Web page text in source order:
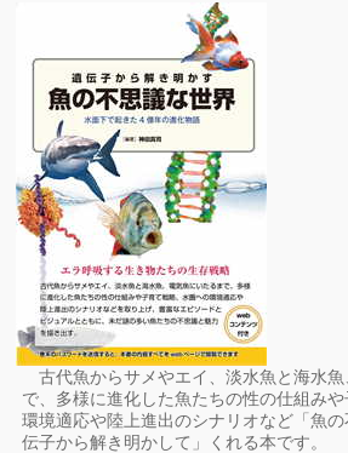
古代魚からサメやエイ、淡水魚と海水魚
で、多様に進化した魚たちの性の仕組み
環境適応や陸上進出のシナリオなど「魚
伝子から解き明かして」くれる本です。